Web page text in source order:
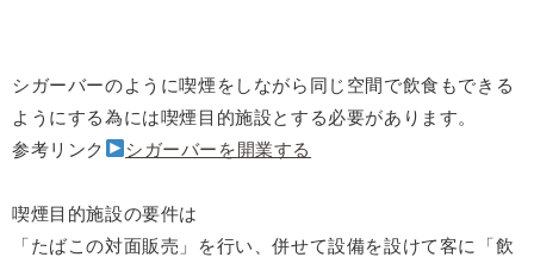
シガーバーのように喫煙をしながら同じ空間で飲食もできる
ようにする為には喫煙目的施設とする必要があります。
参考リンク
シガーバーを開業する
喫煙目的施設の要件は
「たばこの対面販売」を行い、併せて設備を設けて客に「飲